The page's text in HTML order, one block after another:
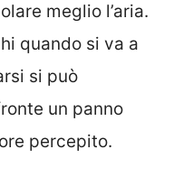
meglio l’aria.
quando si va a
si può
un panno
percepito.